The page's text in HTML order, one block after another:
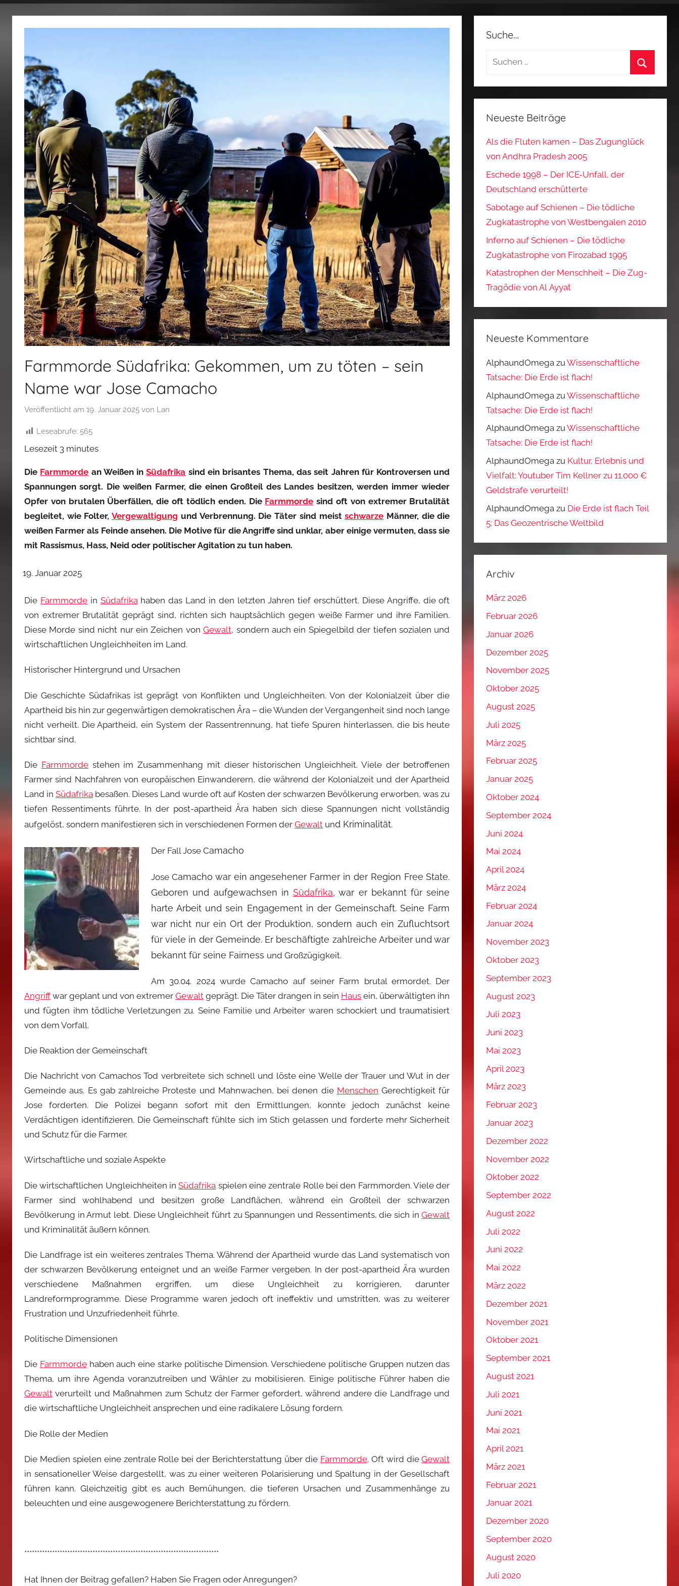
fertig…!
Farmmorde Südafrika: Gekommen, um zu töten – sein
Name war Jose Camacho
Veröffentlicht am 19. Januar 2025 von Lan
Leseabrufe: 565
Lesezeit 3 minutes
Die Farmmorde an Weißen inSüdafrika sind ein brisantes Thema, das seit Jahren für Kontroversen und
Spannungen sorgt. Die weißen Farmer, die einen Großteil des Landes besitzen, werden immer wieder
Opfer von brutalen Überfällen, die oft tödlich enden. Die Farmmorde sind oft von extremer Brutalität
begleitet, wie Folter,Vergewaltigung und Verbrennung. Die Täter sind meistschwarze Männer, die die
weißen Farmer als Feinde ansehen. Die Motive für die Angriffe sind unklar, aber einige vermuten, dass sie
mit Rassismus, Hass, Neid oder politischer Agitation zu tun haben.
Januar 2025
Die Farmmordein Südafrikahaben das Land in den letzten Jahren tief erschüttert. Diese Angriffe, die oft
von extremer Brutalität geprägt sind, richten sich hauptsächlich gegen weiße Farmer und ihre Familien.
Diese Morde sind nicht nur ein Zeichen vonGewalt, sondern auch ein Spiegelbild der tiefen sozialen und
wirtschaftlichen Ungleichheiten im Land.
Historischer Hintergrund und Ursachen
Die Geschichte Südafrikas ist geprägt von Konflikten und Ungleichheiten. Von der Kolonialzeit über die
Apartheid bis hin zur gegenwärtigen demokratischen Ära – die Wunden der Vergangenheit sind noch lange
nicht verheilt. Die Apartheid, ein System der Rassentrennung, hat tiefe Spuren hinterlassen, die bis heute
sichtbar sind.
Die Farmmordestehen im Zusammenhang mit dieser historischen Ungleichheit. Viele der betroffenen
Farmer sind Nachfahren von europäischen Einwanderern, die während der Kolonialzeit und der Apartheid
Land inSüdafrika besaßen. Dieses Land wurde oft auf Kosten der schwarzen Bevölkerung erworben, was zu
tiefen Ressentiments führte. In der post-apartheid Ära haben sich diese Spannungen nicht vollständig
aufgelöst, sondern manifestieren sich in verschiedenen Formen der Gewalt und Kriminalität.
Der Fall Jose Camacho
Jose Camacho war ein angesehener Farmer in der Region Free State.
Geboren und aufgewachsen inSüdafrika, war er bekannt fürseine
harte Arbeit und sein Engagement in der Gemeinschaft. Seine Farm
war nicht nur ein Ort der Produktion, sondern auch ein Zufluchtsort
für viele in der Gemeinde. Er beschäftigte zahlreiche Arbeiter und war
bekannt für seine Fairness und Großzügigkeit.
Am 30.04. 2024 wurde Camacho auf seiner Farm brutal ermordet. Der
Angriff war geplant und von extremerGewalt geprägt. Die Täter drangen in sein Haus ein, überwältigten ihn
und fügten ihm tödliche Verletzungen zu. Seine Familie und Arbeiter waren schockiert und traumatisiert
von dem Vorfall.
Die Reaktion der Gemeinschaft
Die Nachricht von Camachos Tod verbreitete sich schnell und löste eine Welle der Trauer und Wut in der
Gemeinde aus. Es gab zahlreiche Proteste und Mahnwachen, bei denen die Menschen Gerechtigkeit für
Jose forderten. Die Polizei begann sofort mit den Ermittlungen, konnte jedoch zunächst keine
Verdächtigen identifizieren. Die Gemeinschaft fühlte sich im Stich gelassen und forderte mehr Sicherheit
und Schutz für die Farmer.
Wirtschaftliche und soziale Aspekte
Die wirtschaftlichen Ungleichheiten inSüdafrika spielen eine zentrale Rolle bei den Farmmorden. Viele der
Farmer sind wohlhabend und besitzen große Landflächen, während ein Großteil der schwarzen
Bevölkerung in Armut lebt. Diese Ungleichheit führt zu Spannungen und Ressentiments, die sich inGewalt
und Kriminalität äußern können.
Die Landfrage ist ein weiteres zentrales Thema. Während der Apartheid wurde das Land systematisch von
der schwarzen Bevölkerung enteignet und an weiße Farmer vergeben. In der post-apartheid Ära wurden
verschiedene Maßnahmen ergriffen, um diese Ungleichheit zu korrigieren, darunter
Landreformprogramme. Diese Programme waren jedoch oft ineffektiv und umstritten, was zu weiterer
Frustration und Unzufriedenheit führte.
Politische Dimensionen
Die Farmmordehaben auch eine starke politische Dimension. Verschiedene politische Gruppen nutzen das
Thema, um ihre Agenda voranzutreiben und Wähler zu mobilisieren. Einige politische Führer haben die
Gewalt verurteilt und Maßnahmen zum Schutz der Farmer gefordert, während andere die Landfrage und
die wirtschaftliche Ungleichheit ansprechen und eine radikalere Lösung fordern.
Die Rolle der Medien
Die Medien spielen eine zentrale Rolle bei der Berichterstattung über die Farmmorde. Oft wird dieGewalt
in sensationeller Weise dargestellt, was zu einer weiteren Polarisierung und Spaltung in der Gesellschaft
führen kann. Gleichzeitig gibt es auch Bemühungen, die tieferen Ursachen und Zusammenhänge zu
beleuchten und eine ausgewogenere Berichterstattung zu fördern.
*****************************************************************************
Hat Ihnen der Beitrag gefallen? Haben Sie Fragen oder Anregungen?
Suche…
Suchen
Neueste Beiträge
Als die Fluten kamen – Das Zugunglück
von Andhra Pradesh 2005
Eschede 1998 – Der ICE‑Unfall, der
Deutschland erschütterte
Sabotage auf Schienen – Die tödliche
Zugkatastrophe von Westbengalen 2010
Inferno auf Schienen – Die tödliche
Zugkatastrophe von Firozabad 1995
Katastrophen der Menschheit – Die Zug-
Tragödie von Al Ayyat
Neueste Kommentare
AlphaundOmega zuWissenschaftliche
Tatsache: Die Erde ist flach!
AlphaundOmega zuWissenschaftliche
Tatsache: Die Erde ist flach!
AlphaundOmega zuWissenschaftliche
Tatsache: Die Erde ist flach!
AlphaundOmega zu Kultur, Erlebnis und
Vielfalt: Youtuber Tim Kellner zu 11.000 €
Geldstrafe verurteilt!
AlphaundOmega zu Die Erde ist flach Teil
5: Das Geozentrische Weltbild
Archiv
März 2026
Februar 2026
Januar 2026
Dezember 2025
November 2025
Oktober 2025
August 2025
Juli 2025
März 2025
Februar 2025
Januar 2025
Oktober 2024
September 2024
Juni 2024
Mai 2024
April 2024
März 2024
Februar 2024
Januar 2024
November 2023
Oktober 2023
September 2023
August 2023
Juli 2023
Juni 2023
Mai 2023
April 2023
März 2023
Februar 2023
Januar 2023
Dezember 2022
November 2022
Oktober 2022
September 2022
August 2022
Juli 2022
Juni 2022
Mai 2022
März 2022
Dezember 2021
November 2021
Oktober 2021
September 2021
August 2021
Juli 2021
Juni 2021
Mai 2021
April 2021
März 2021
Februar 2021
Januar 2021
Dezember 2020
September 2020
August 2020
Juli 2020